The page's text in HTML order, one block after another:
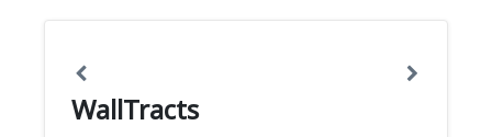
WallTracts